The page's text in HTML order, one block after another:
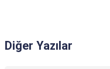
Diğer Yazılar